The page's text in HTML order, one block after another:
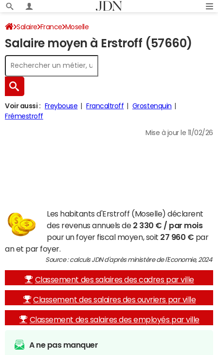
Salaire France Moselle
Salaire moyen à Erstroff (57660)
Voir aussi : Freybouse Francaltroff
Grostenquin
Frémestroff
Mise à jour le 11/02/26
Les habitants d'Erstroff (Moselle) déclarent
des revenus annuels de 2 330 € / par mois
pour un foyer fiscal moyen, soit 27 960 € par
an et par foyer.
Source : calculs JDN d'après ministère de l'Economie, 2024
Classement des salaires des cadres par ville
Classement des salaires des ouvriers par ville
Classement des salaires des employés par ville
A ne pas manquer